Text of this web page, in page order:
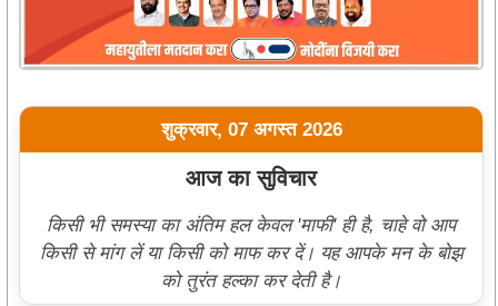
शुक्रवार, 07 अगस्त 2026
आज का सुविचार
किसी भी समस्या का अंतिम हल केवल 'माफी' ही है, चाहे वो आप
किसी से मांग लें या किसी को माफ कर दें। यह आपके मन के बोझ
को तुरंत हल्का कर देती है।